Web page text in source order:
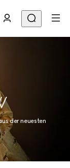
der neuesten